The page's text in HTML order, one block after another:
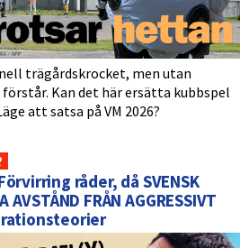
trägårdskrocket, men utan
Kan det här ersätta kubbspel
att satsa på VM 2026?
råder, då SVENSK
AVSTÅND FRÅN AGGRESSIVT